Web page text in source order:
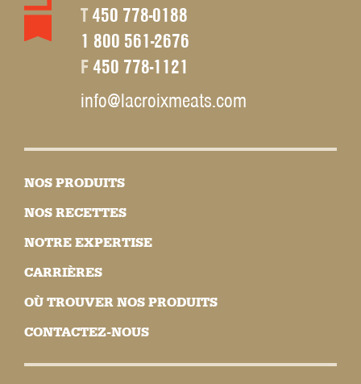
T450 778-0188
1 800 561-2676
F450 778-1121
info@lacroixmeats.com
NOS PRODUITS
NOS RECETTES
NOTRE EXPERTISE
CARRIÈRES
OÙ TROUVER NOS PRODUITS
CONTACTEZ-NOUS